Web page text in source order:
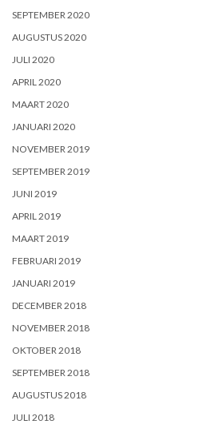
SEPTEMBER 2020
AUGUSTUS 2020
JULI 2020
APRIL 2020
MAART 2020
JANUARI 2020
NOVEMBER 2019
SEPTEMBER 2019
JUNI 2019
APRIL 2019
MAART 2019
FEBRUARI 2019
JANUARI 2019
DECEMBER 2018
NOVEMBER 2018
OKTOBER 2018
SEPTEMBER 2018
AUGUSTUS 2018
JULI 2018